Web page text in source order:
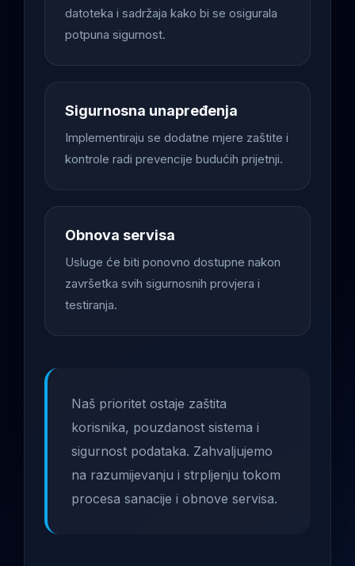
datoteka i sadržaja kako bi se osigurala
potpuna sigurnost.
Sigurnosna unapređenja
Implementiraju se dodatne mjere zaštite i
kontrole radi prevencije budućih prijetnji.
Obnova servisa
Usluge će biti ponovno dostupne nakon
završetka svih sigurnosnih provjera i
testiranja.
Naš prioritet ostaje zaštita
korisnika, pouzdanost sistema i
sigurnost podataka. Zahvaljujemo
na razumijevanju i strpljenju tokom
procesa sanacije i obnove servisa.